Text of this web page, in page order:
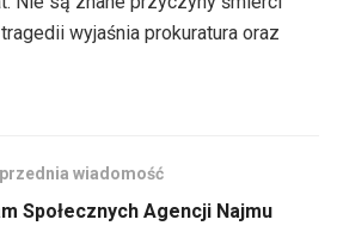
wyjaśnia prokuratura oraz
wiadomość
Społecznych Agencji Najmu